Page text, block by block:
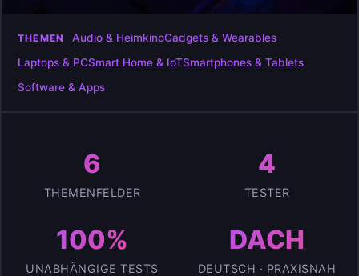
THEMEN Audio & HeimkinoGadgets & Wearables
Laptops & PCSmart Home & IoTSmartphones & Tablets
Software & Apps
6
THEMENFELDER
4
TESTER
100%
UNABHÄNGIGE TESTS
DACH
DEUTSCH · PRAXISNAH